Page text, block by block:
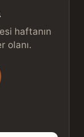
haftanın
olanı.